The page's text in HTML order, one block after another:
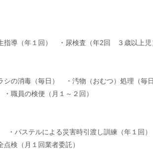
導（年１回） ・尿検査（年2回 ３歳以上児
の消毒（毎日） ・汚物（おむつ）処理（毎日
職員の検便（月１～２回）
パステルによる災害時引渡し訓練（年１回）
検（月１回業者委託）